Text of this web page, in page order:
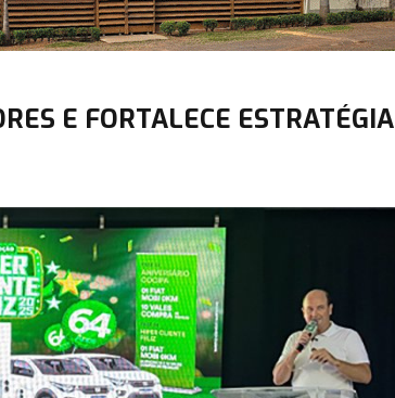
E FORTALECE ESTRATÉGIA